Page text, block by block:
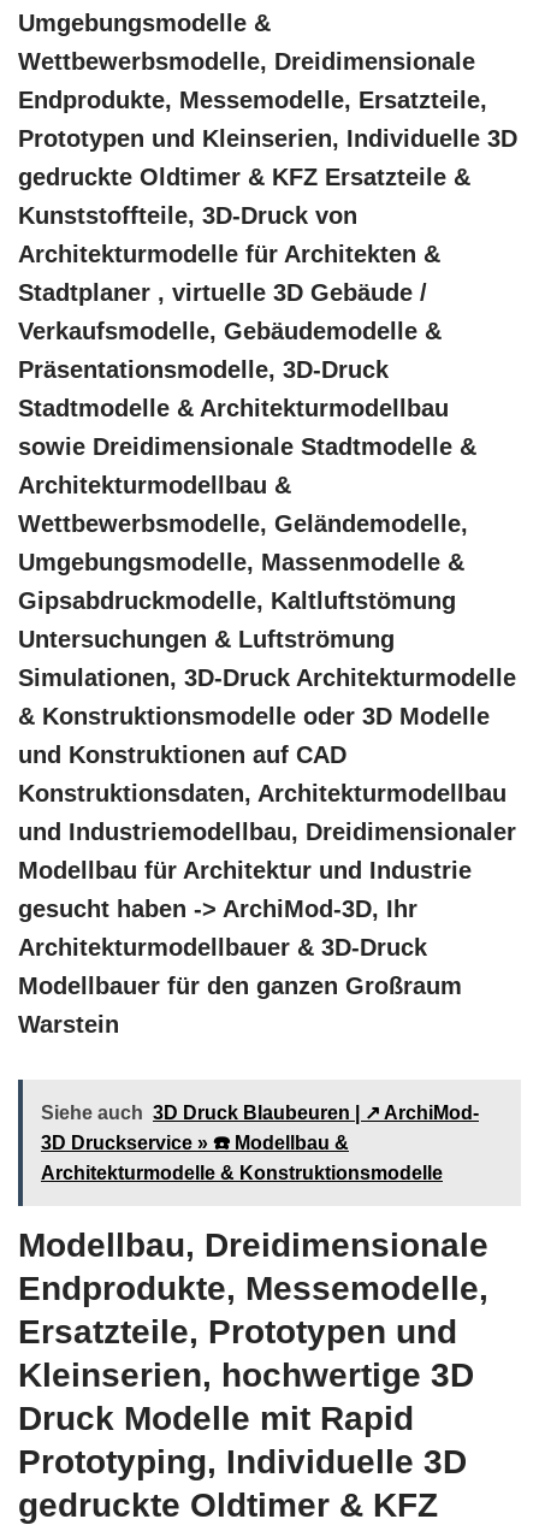
Umgebungsmodelle &
Wettbewerbsmodelle, Dreidimensionale
Endprodukte, Messemodelle, Ersatzteile,
Prototypen und Kleinserien, Individuelle 3D
gedruckte Oldtimer & KFZ Ersatzteile &
Kunststoffteile, 3D-Druck von
Architekturmodelle für Architekten &
Stadtplaner , virtuelle 3D Gebäude /
Verkaufsmodelle, Gebäudemodelle &
Präsentationsmodelle, 3D-Druck
Stadtmodelle & Architekturmodellbau
sowie Dreidimensionale Stadtmodelle &
Architekturmodellbau &
Wettbewerbsmodelle, Geländemodelle,
Umgebungsmodelle, Massenmodelle &
Gipsabdruckmodelle, Kaltluftstömung
Untersuchungen & Luftströmung
Simulationen, 3D-Druck Architekturmodelle
& Konstruktionsmodelle oder 3D Modelle
und Konstruktionen auf CAD
Konstruktionsdaten, Architekturmodellbau
und Industriemodellbau, Dreidimensionaler
Modellbau für Architektur und Industrie
gesucht haben -> ArchiMod-3D, Ihr
Architekturmodellbauer & 3D-Druck
Modellbauer für den ganzen Großraum
Warstein
Siehe auch 3D Druck Blaubeuren | ↗️ ArchiMod-
3D Druckservice » ☎️ Modellbau &
Architekturmodelle & Konstruktionsmodelle
Modellbau, Dreidimensionale
Endprodukte, Messemodelle,
Ersatzteile, Prototypen und
Kleinserien, hochwertige 3D
Druck Modelle mit Rapid
Prototyping, Individuelle 3D
gedruckte Oldtimer & KFZ